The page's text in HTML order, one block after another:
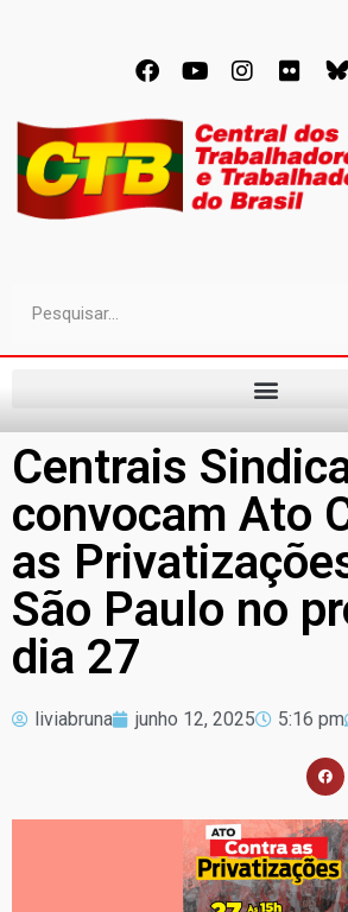
Centrais
convocam Ato
as
São Paulo no
dia 27
liviabruna junho 12, 2025 5:16 pm